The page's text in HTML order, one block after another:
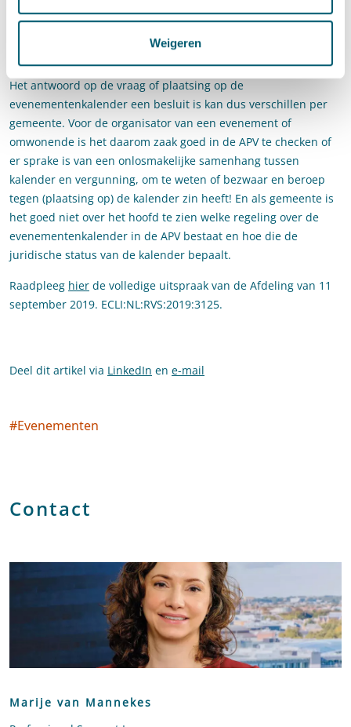
Weigeren
rechtsgevolg en is dan ook te kwalificeren is als een besluit.
Lees over de Rotterdamse uitspraak ook ons eerder
Het antwoord op de vraag of plaatsing op de
evenementenkalender een besluit is kan dus verschillen per
gemeente. Voor de organisator van een evenement of
omwonende is het daarom zaak goed in de APV te checken of
er sprake is van een onlosmakelijke samenhang tussen
kalender en vergunning, om te weten of bezwaar en beroep
tegen (plaatsing op) de kalender zin heeft! En als gemeente is
het goed niet over het hoofd te zien welke regeling over de
evenementenkalender in de APV bestaat en hoe die de
juridische status van de kalender bepaalt.
Raadpleeg hier de volledige uitspraak van de Afdeling van 11
september 2019. ECLI:NL:RVS:2019:3125.
Deel dit artikel via LinkedIn en e-mail
Social tags
#Evenementen
Contact
Marije van Mannekes